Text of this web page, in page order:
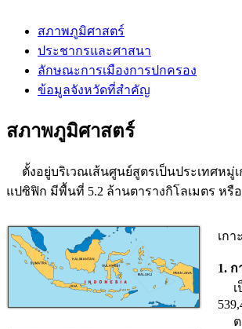
สภาพภูมิศาสตร์
ประชากรและศาสนา
ลักษณะการเมืองการปกครอง
ข้อมูลจังหวัดที่สำคัญ
สภาพภูมิศาสตร์
ตั้งอยู่บริเวณเส้นศูนย์สูตรเป็นประเทศหมู่
แปซิฟิก มีพื้นที่ 5.2 ล้านตารางกิโลเมตร หรื
เก
1.
เ
ตา